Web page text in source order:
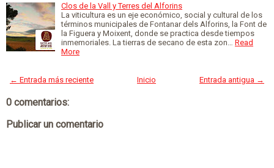
Clos de la Vall y Terres del Alforins
La viticultura es un eje económico, social y cultural de los
términos municipales de Fontanar dels Alforins, la Font de
la Figuera y Moixent, donde se practica desde tiempos
inmemoriales. La tierras de secano de esta zon…
Read
More
← Entrada más reciente Entrada antigua →
Inicio
0 comentarios:
Publicar un comentario